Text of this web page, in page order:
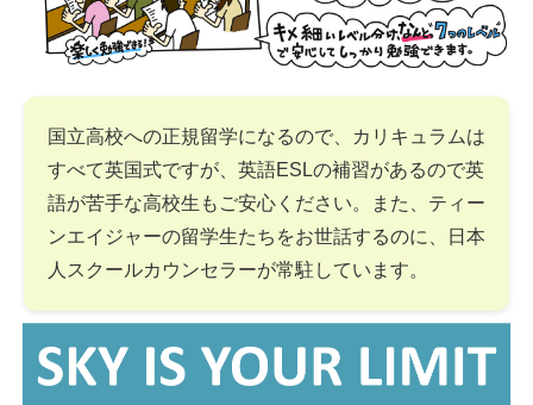
国立高校への正規留学になるので、カリキュラムは
すべて英国式ですが、英語ESLの補習があるので英
語が苦手な高校生もご安心ください。また、ティー
ンエイジャーの留学生たちをお世話するのに、日本
人スクールカウンセラーが常駐しています。